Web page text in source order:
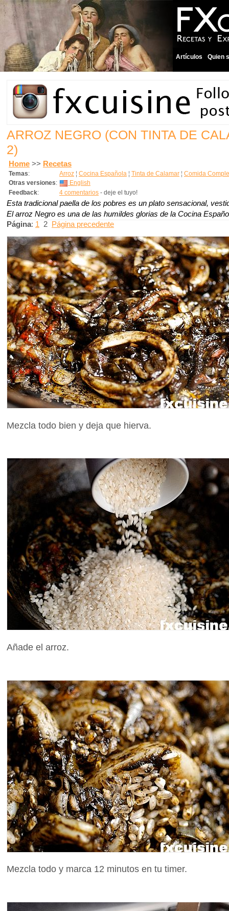
Artículos Quien
ARROZ NEGRO (CON TINTA DE
2)
Home >> Recetas
Temas: Arroz ¦ Cocina Española ¦ Tinta de Calamar ¦ Comida
Otras versiones:
English
Feedback: 4 comentarios - deje el tuyo!
Esta tradicional paella de los pobres es un plato sensacional,
El arroz Negro es una de las humildes glorias de la Cocina
Página: 1 2 Página precedente
Mezcla todo bien y deja que hierva.
Añade el arroz.
Mezcla todo y marca 12 minutos en tu timer.